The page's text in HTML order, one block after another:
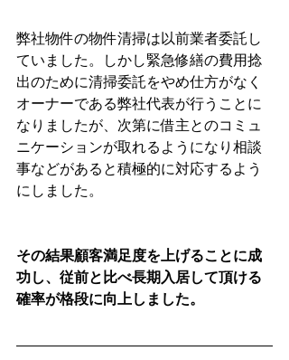
弊社物件の物件清掃は以前業者委託し
ていました。しかし緊急修繕の費用捻
出のために清掃委託をやめ仕方がなく
オーナーである弊社代表が行うことに
なりましたが、次第に借主とのコミュ
ニケーションが取れるようになり相談
事などがあると積極的に対応するよう
にしました。
その結果顧客満足度を上げることに成
功し、従前と比べ長期入居して頂ける
確率が格段に向上しました。